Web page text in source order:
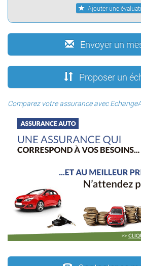
Ajouter une
Envoyer un
Proposer un
Comparez votre assurance avec